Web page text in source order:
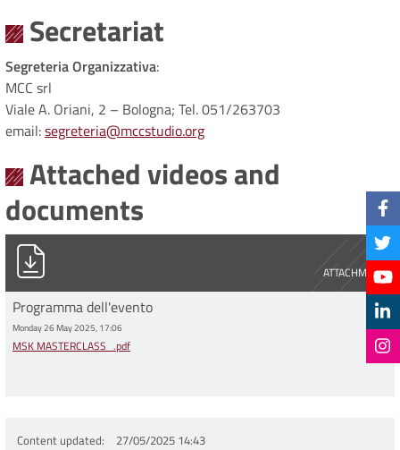
Secretariat
Segreteria Organizzativa:
MCC srl
Viale A. Oriani, 2 – Bologna; Tel. 051/263703
email:segreteria@mccstudio.org
Attached videos and
documents
ATTACHMENT
MSK MASTERCLASS_.pdf
Programma dell'evento
Monday 26 May 2025, 17:06
MSK MASTERCLASS_.pdf
Content updated 27/05/2025 14:43